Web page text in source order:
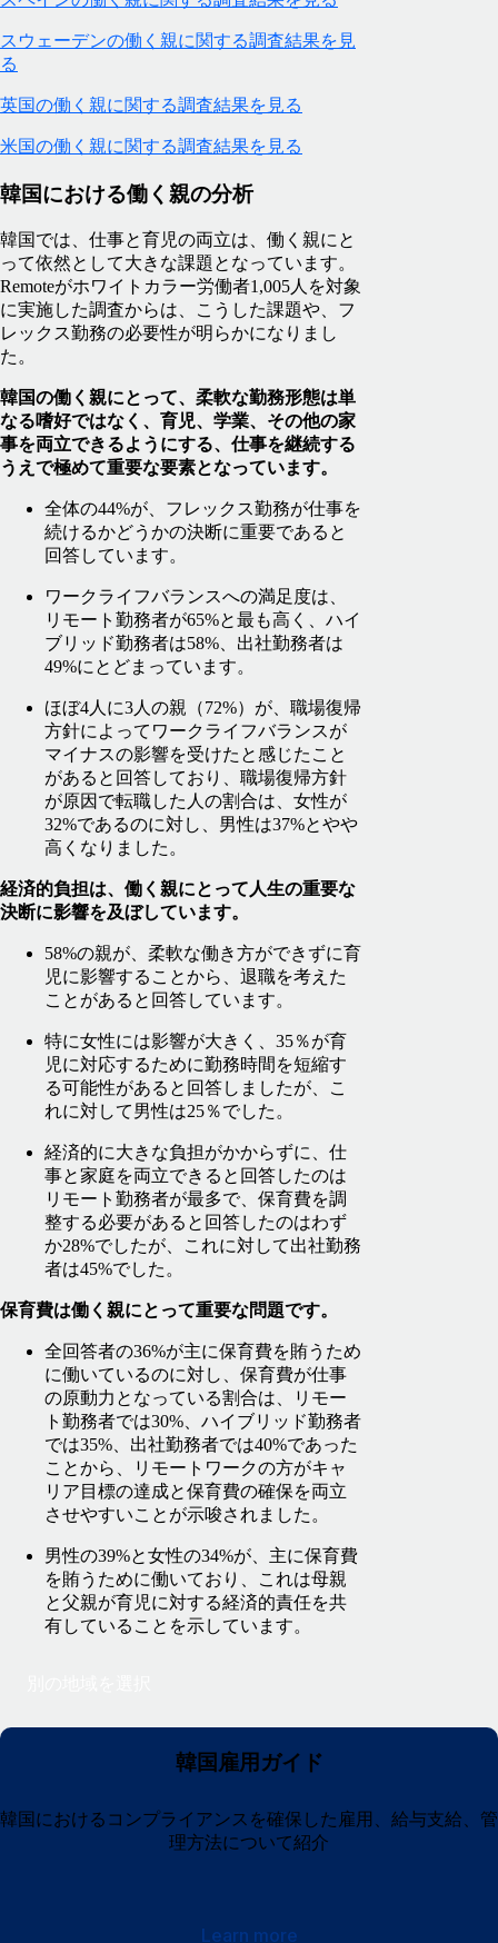
スウェーデンの働く親に関する調査結果を見
る
英国の働く親に関する調査結果を見る
米国の働く親に関する調査結果を見る
韓国における働く親の分析
韓国では、仕事と育児の両立は、働く親にと
って依然として大きな課題となっています。
Remoteがホワイトカラー労働者1,005人を対象
に実施した調査からは、こうした課題や、フ
レックス勤務の必要性が明らかになりまし
た。
韓国の働く親にとって、柔軟な勤務形態は単
なる嗜好ではなく、育児、学業、その他の家
事を両立できるようにする、仕事を継続する
うえで極めて重要な要素となっています。
全体の44%が、フレックス勤務が仕事を
続けるかどうかの決断に重要であると
回答しています。
ワークライフバランスへの満足度は、
リモート勤務者が65%と最も高く、ハイ
ブリッド勤務者は58%、出社勤務者は
49%にとどまっています。
ほぼ4人に3人の親（72%）が、職場復帰
方針によってワークライフバランスが
マイナスの影響を受けたと感じたこと
があると回答しており、職場復帰方針
が原因で転職した人の割合は、女性が
32%であるのに対し、男性は37%とやや
高くなりました。
経済的負担は、働く親にとって人生の重要な
決断に影響を及ぼしています。
58%の親が、柔軟な働き方ができずに育
児に影響することから、退職を考えた
ことがあると回答しています。
特に女性には影響が大きく、35％が育
児に対応するために勤務時間を短縮す
る可能性があると回答しましたが、こ
れに対して男性は25％でした。
経済的に大きな負担がかからずに、仕
事と家庭を両立できると回答したのは
リモート勤務者が最多で、保育費を調
整する必要があると回答したのはわず
か28%でしたが、これに対して出社勤務
者は45%でした。
保育費は働く親にとって重要な問題です。
全回答者の36%が主に保育費を賄うため
に働いているのに対し、保育費が仕事
の原動力となっている割合は、リモー
ト勤務者では30%、ハイブリッド勤務者
では35%、出社勤務者では40%であった
ことから、リモートワークの方がキャ
リア目標の達成と保育費の確保を両立
させやすいことが示唆されました。
男性の39%と女性の34%が、主に保育費
を賄うために働いており、これは母親
と父親が育児に対する経済的責任を共
有していることを示しています。
韓国雇用ガイド
韓国におけるコンプライアンスを確保した雇用、給与支給、管
理方法について紹介
Learn more